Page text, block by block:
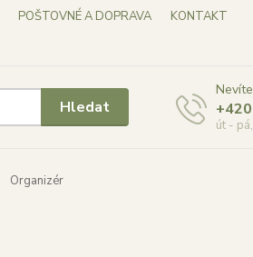
POŠTOVNÉ A DOPRAVA
KONTAKT
Hledat
út -
Organizér